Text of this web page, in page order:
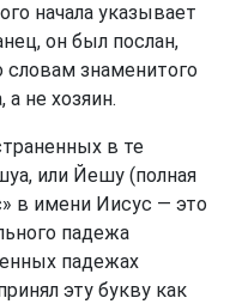
начала указывает
он был послан,
знаменитого
а не хозяин.
в те
или Йешу (полная
в имени Иисус — это
падежа
падежах
эту букву как